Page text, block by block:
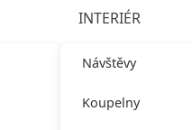
INTERIÉR
Návštěvy
Koupelny